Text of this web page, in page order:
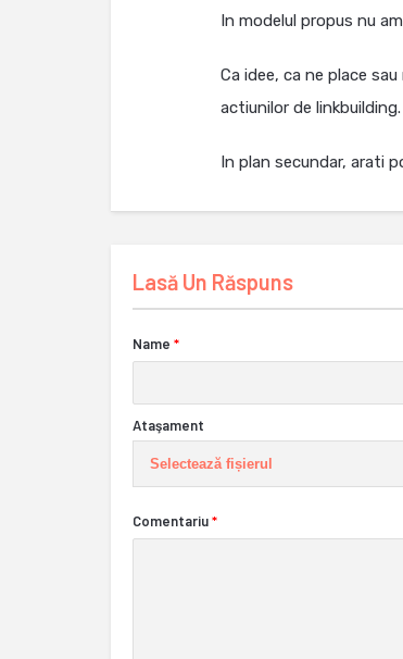
In modelul propus nu
Ca idee, ca ne place
actiunilor de
In plan secundar, arati
Lasă Un Răspuns
Name *
Ataşament
Selectează fișierul
Comentariu*